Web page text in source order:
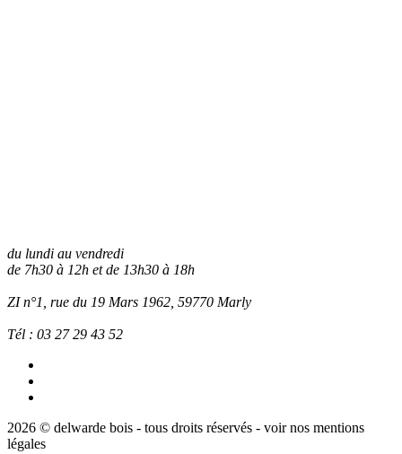
du lundi au vendredi
de 7h30 à 12h et de 13h30 à 18h
ZI n°1, rue du 19 Mars 1962, 59770 Marly
Tél : 03 27 29 43 52
2026 © delwarde bois - tous droits réservés - voir nos mentions
légales